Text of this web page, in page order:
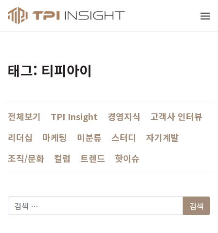
티피아이 인사이트
태그: 티피아이
전체보기 TPI Insight 경영지식
고객사 인터뷰
리더십
마케팅 미분류 스터디
자기계발
조직/문화
컬럼 트렌드 핫이슈
다음 검색: